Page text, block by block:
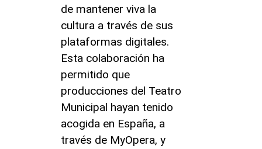
de mantener viva la
cultura a través de sus
plataformas digitales.
Esta colaboración ha
permitido que
producciones del Teatro
Municipal hayan tenido
acogida en España, a
través de MyOpera, y